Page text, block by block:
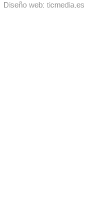
Diseño web: ticmedia.es